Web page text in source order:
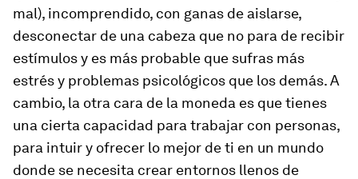
mal), incomprendido, con ganas de aislarse,
desconectar de una cabeza que no para de recibir
estímulos y es más probable que sufras más
estrés y problemas psicológicos que los demás. A
cambio, la otra cara de la moneda es que tienes
una cierta capacidad para trabajar con personas,
para intuir y ofrecer lo mejor de ti en un mundo
donde se necesita crear entornos llenos de